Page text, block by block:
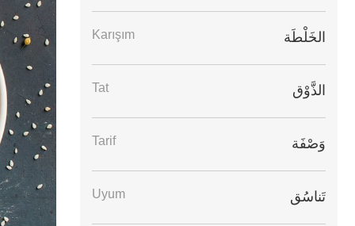
الخَلْطَة Karışım
الذَّوْق Tat
وَصْفَة Tarif
تَناسُق Uyum